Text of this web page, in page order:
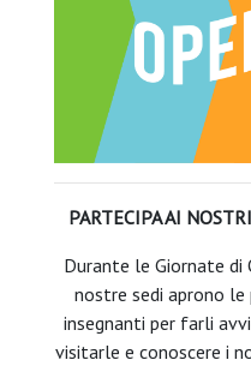
PARTECIPA AI
Durante le Giornate di
nostre sedi aprono
insegnanti per farli
visitarle e conoscere i